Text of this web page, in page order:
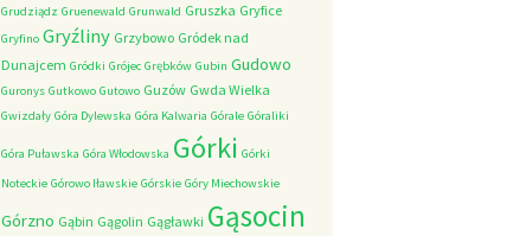
Grudziądz Gruenewald Grunwald Gruszka Gryfice
Gryfino Gryźliny Grzybowo Gródek nad
Dunajcem Gródki Grójec Grębków Gubin Gudowo
Guronys Gutkowo Gutowo Guzów Gwda Wielka
Gwizdały Góra Dylewska Góra Kalwaria Górale Góraliki
Góra Puławska Góra Włodowska Górki Górki
Noteckie Górowo Iławskie Górskie Góry Miechowskie
Górzno Gąbin Gągolin Gągławki Gąsocin